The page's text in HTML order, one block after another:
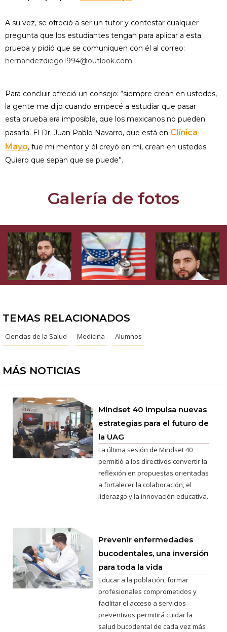
A su vez, se ofreció a ser un tutor y contestar cualquier
pregunta que los estudiantes tengan para aplicar a esta
prueba y pidió que se comuniquen con él al correo:
hernandezdiego1994@outlook.com
Para concluir ofreció un consejo: “siempre crean en ustedes,
la gente me dijo cuando empecé a estudiar que pasar
esta prueba era imposible, que los mexicanos no pueden
pasarla. El Dr. Juan Pablo Navarro, que está en Clínica
Mayo, fue mi mentor y él creyó en mí, crean en ustedes.
Quiero que sepan que se puede”.
Galería de fotos
TEMAS RELACIONADOS
Ciencias de la Salud Medicina Alumnos
MÁS NOTICIAS
Mindset 40 impulsa nuevas
estrategias para el futuro de
la UAG
La última sesión de Mindset 40
permitió a los directivos convertir la
reflexión en propuestas orientadas
a fortalecer la colaboración, el
liderazgo y la innovación educativa.
Prevenir enfermedades
bucodentales, una inversión
para toda la vida
Educar a la población, formar
profesionales comprometidos y
facilitar el acceso a servicios
preventivos permitirá cuidar la
salud bucodental de cada vez más